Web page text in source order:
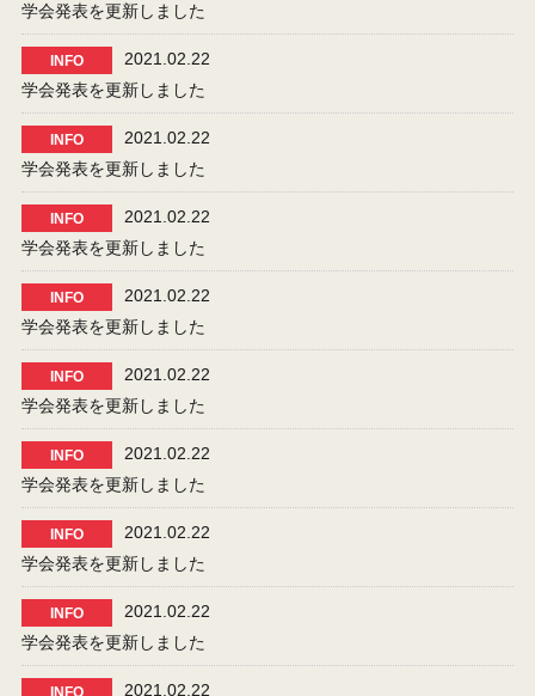
学会発表を更新しました
INFO
2021.02.22
学会発表を更新しました
INFO
2021.02.22
学会発表を更新しました
INFO
2021.02.22
学会発表を更新しました
INFO
2021.02.22
学会発表を更新しました
INFO
2021.02.22
学会発表を更新しました
INFO
2021.02.22
学会発表を更新しました
INFO
2021.02.22
学会発表を更新しました
INFO
2021.02.22
学会発表を更新しました
2021.02.22